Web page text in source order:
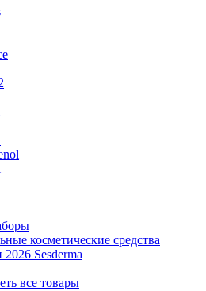
косметические средства
Sesderma
все товары